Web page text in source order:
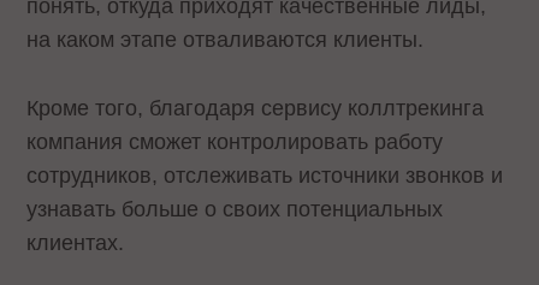
понять, откуда приходят качественные лиды,
на каком этапе отваливаются клиенты.
Кроме того, благодаря сервису коллтрекинга
компания сможет контролировать работу
сотрудников, отслеживать источники звонков и
узнавать больше о своих потенциальных
клиентах.